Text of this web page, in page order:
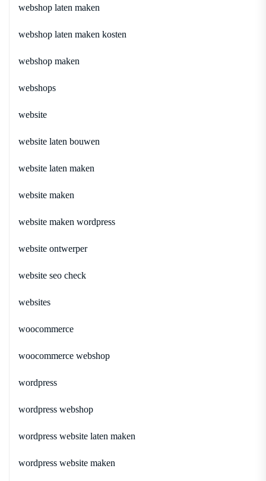
webshop laten maken
webshop laten maken kosten
webshop maken
webshops
website
website laten bouwen
website laten maken
website maken
website maken wordpress
website ontwerper
website seo check
websites
woocommerce
woocommerce webshop
wordpress
wordpress webshop
wordpress website laten maken
wordpress website maken